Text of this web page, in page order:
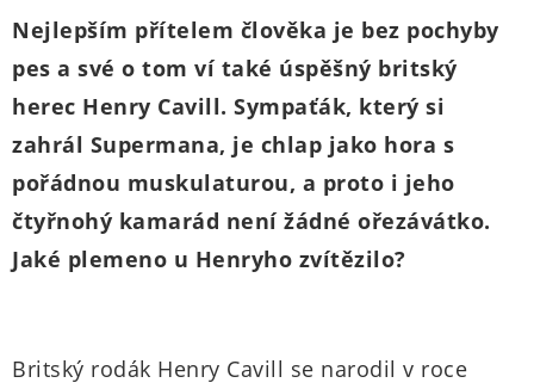
Nejlepším přítelem člověka je bez pochyby
pes a své o tom ví také úspěšný britský
herec Henry Cavill. Sympaťák, který si
zahrál Supermana, je chlap jako hora s
pořádnou muskulaturou, a proto i jeho
čtyřnohý kamarád není žádné ořezávátko.
Jaké plemeno u Henryho zvítězilo?
Britský rodák Henry Cavill se narodil v roce